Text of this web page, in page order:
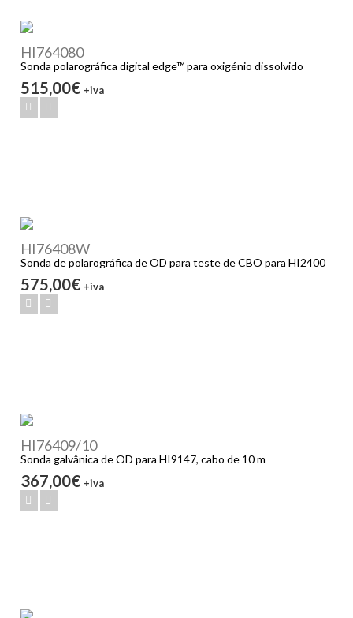
HI764080
Sonda polarográfica digital edge™ para oxigénio dissolvido
515,00€ +iva
HI76408W
Sonda de polarográfica de OD para teste de CBO para HI2400
575,00€ +iva
HI76409/10
Sonda galvânica de OD para HI9147, cabo de 10 m
367,00€ +iva